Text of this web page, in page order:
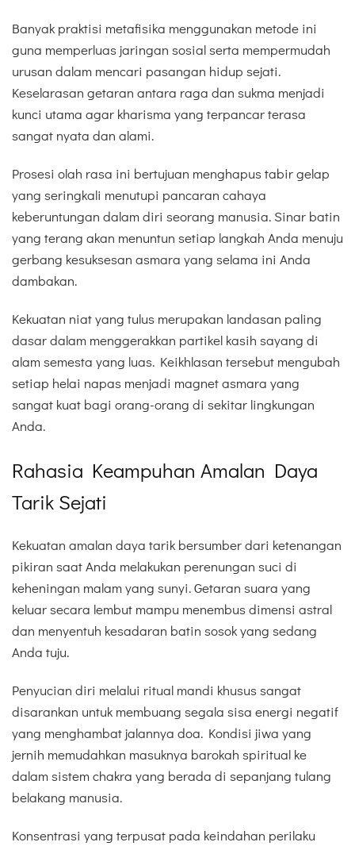
Banyak praktisi metafisika menggunakan metode ini
guna memperluas jaringan sosial serta mempermudah
urusan dalam mencari pasangan hidup sejati.
Keselarasan getaran antara raga dan sukma menjadi
kunci utama agar kharisma yang terpancar terasa
sangat nyata dan alami.
Prosesi olah rasa ini bertujuan menghapus tabir gelap
yang seringkali menutupi pancaran cahaya
keberuntungan dalam diri seorang manusia. Sinar batin
yang terang akan menuntun setiap langkah Anda menuju
gerbang kesuksesan asmara yang selama ini Anda
dambakan.
Kekuatan niat yang tulus merupakan landasan paling
dasar dalam menggerakkan partikel kasih sayang di
alam semesta yang luas. Keikhlasan tersebut mengubah
setiap helai napas menjadi magnet asmara yang
sangat kuat bagi orang-orang di sekitar lingkungan
Anda.
Rahasia Keampuhan Amalan Daya
Tarik Sejati
Kekuatan amalan daya tarik bersumber dari ketenangan
pikiran saat Anda melakukan perenungan suci di
keheningan malam yang sunyi. Getaran suara yang
keluar secara lembut mampu menembus dimensi astral
dan menyentuh kesadaran batin sosok yang sedang
Anda tuju.
Penyucian diri melalui ritual mandi khusus sangat
disarankan untuk membuang segala sisa energi negatif
yang menghambat jalannya doa. Kondisi jiwa yang
jernih memudahkan masuknya barokah spiritual ke
dalam sistem chakra yang berada di sepanjang tulang
belakang manusia.
Konsentrasi yang terpusat pada keindahan perilaku